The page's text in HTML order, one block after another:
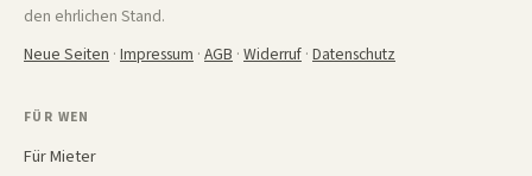
den ehrlichen Stand.
Neue Seiten · Impressum · AGB · Widerruf · Datenschutz
FÜR WEN
Für Mieter